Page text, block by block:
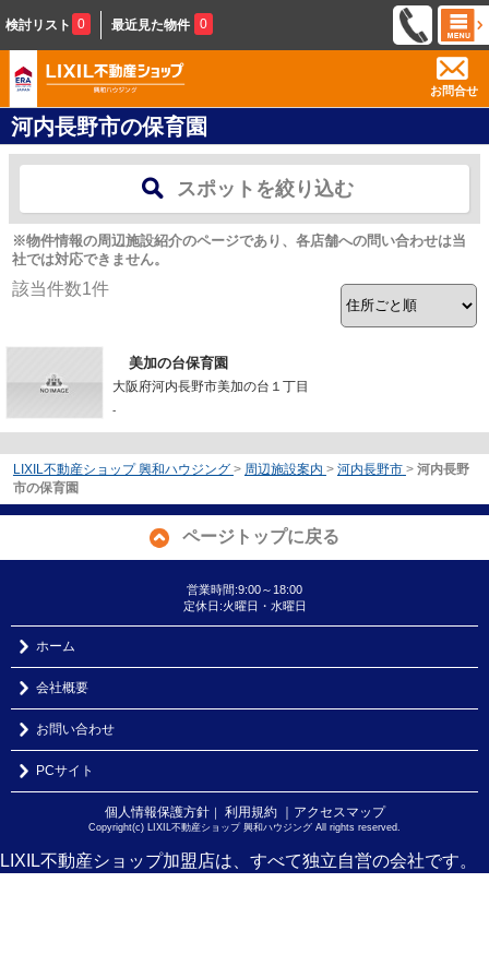
検討リスト 0 最近見た物件 0
お問合せ
河内長野市の保育園
スポットを絞り込む
※物件情報の周辺施設紹介のページであり、各店舗への問い合わせは当
社では対応できません。
該当件数1件
美加の台保育園
大阪府河内長野市美加の台１丁目
-
LIXIL不動産ショップ 興和ハウジング > 周辺施設案内 > 河内長野市 > 河内長野
市の保育園
ページトップに戻る
営業時間:9:00～18:00
定休日:火曜日・水曜日
ホーム
会社概要
お問い合わせ
PCサイト
個人情報保護方針｜ 利用規約 ｜アクセスマップ
Copyright(c) LIXIL不動産ショップ 興和ハウジング All rights reserved.
LIXIL不動産ショップ加盟店は、すべて独立自営の会社です。